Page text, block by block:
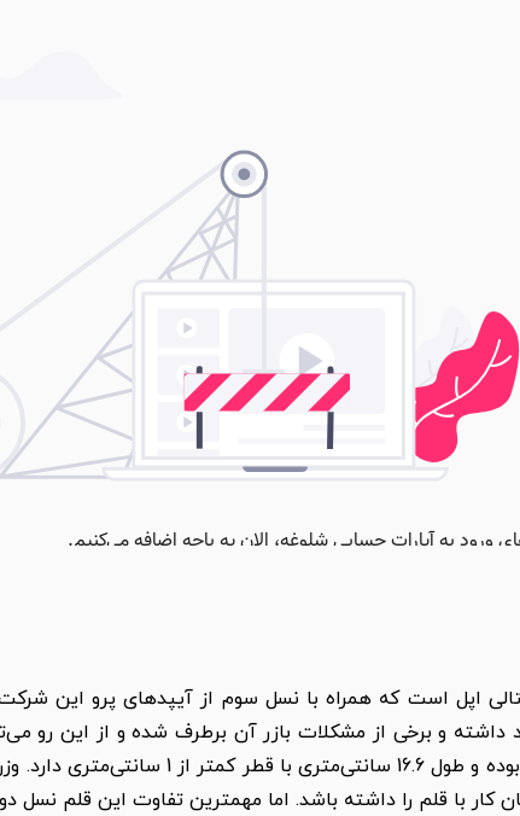
اپل است که همراه با نسل سوم از آیپدهای پرو این
با قلم را داشته باشد. اما مهمترین تفاوت این قلم نسل